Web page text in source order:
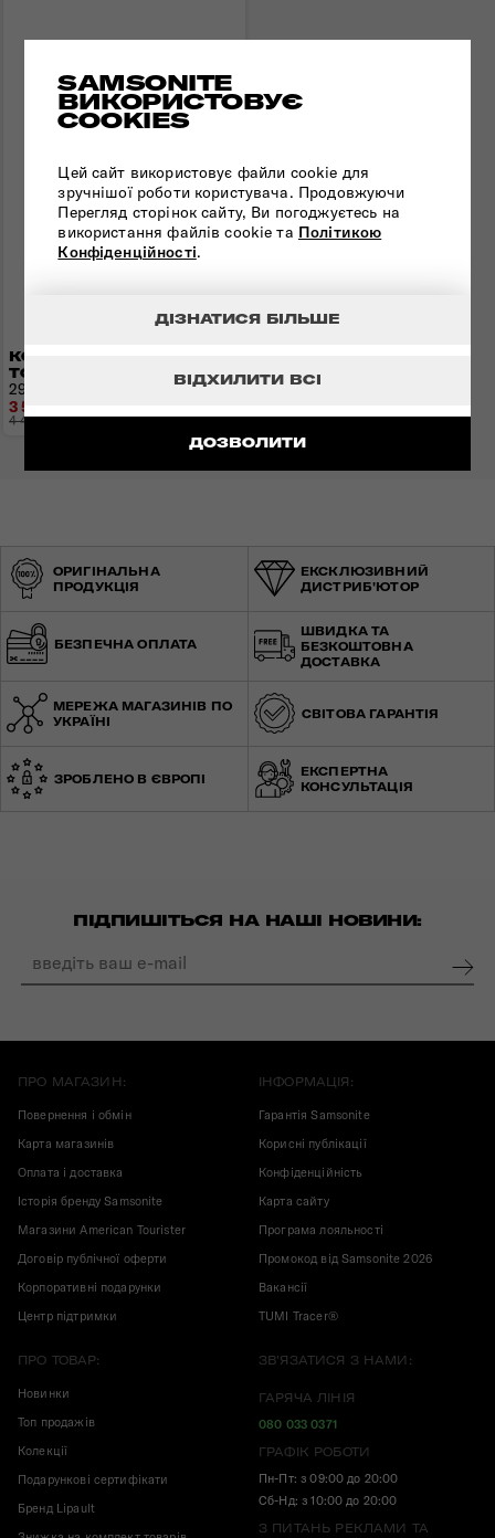
SAMSONITE
ВИКОРИСТОВУЄ
COOKIES
Цей сайт використовує файли cookie для
зручнішої роботи користувача. Продовжуючи
Перегляд сторінок сайту, Ви погоджуєтесь на
використання файлів cookie та Політикою
Конфіденційності.
ДОЗВОЛИТИ
ВІДХИЛИТИ ВСІ
ДІЗНАТИСЯ БІЛЬШЕ
КОСМЕТИЧКА ATTRIX
TOILET KIT
29,5x18x13,5 см
3 576 грн
4 470 грн - 894 грн
ОРИГІНАЛЬНА
ПРОДУКЦІЯ
ЕКСКЛЮЗИВНИЙ
ДИСТРИБ'ЮТОР
БЕЗПЕЧНА ОПЛАТА
ШВИДКА ТА
БЕЗКОШТОВНА
ДОСТАВКА
МЕРЕЖА МАГАЗИНІВ ПО
УКРАЇНІ
СВІТОВА ГАРАНТІЯ
ЗРОБЛЕНО В ЄВРОПІ
ЕКСПЕРТНА
КОНСУЛЬТАЦІЯ
ПІДПИШІТЬСЯ НА НАШІ НОВИНИ:
ПРО МАГАЗИН:
Повернення і обмін
Карта магазинів
Оплата і доставка
Історія бренду Samsonite
Магазини American Tourister
Договір публічної оферти
Корпоративні подарунки
Центр підтримки
ІНФОРМАЦІЯ:
Гарантія Samsonite
Корисні публікації
Конфіденційність
Карта сайту
Програма лояльності
Промокод від Samsonite 2026
Вакансії
TUMI Tracer®
ПРО ТОВАР:
Новинки
Топ продажів
Колекції
Подарункові сертифікати
Бренд Lipault
ЗВ'ЯЗАТИСЯ З НАМИ:
ГАРЯЧА ЛІНІЯ
080 033 0371
ГРАФІК РОБОТИ
Пн-Пт: з 09:00 до 20:00
Сб-Нд: з 10:00 до 20:00
З ПИТАНЬ РЕКЛАМИ ТА